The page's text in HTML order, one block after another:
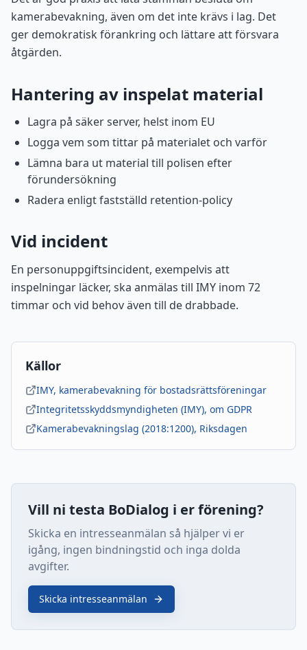
kamerabevakning, även om det inte krävs i lag. Det
ger demokratisk förankring och lättare att försvara
åtgärden.
Hantering av inspelat material
Lagra på säker server, helst inom EU
Logga vem som tittar på materialet och varför
Lämna bara ut material till polisen efter
förundersökning
Radera enligt fastställd retention-policy
Vid incident
En personuppgiftsincident, exempelvis att
inspelningar läcker, ska anmälas till IMY inom 72
timmar och vid behov även till de drabbade.
Källor
IMY, kamerabevakning för bostadsrättsföreningar
Integritetsskyddsmyndigheten (IMY), om GDPR
Kamerabevakningslag (2018:1200), Riksdagen
Vill ni testa BoDialog i er förening?
Skicka en intresseanmälan så hjälper vi er
igång, ingen bindningstid och inga dolda
avgifter.
Skicka intresseanmälan